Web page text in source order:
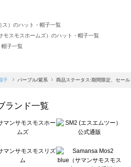
ス）のハット・帽子一覧
モスモスホームズ）のハット・帽子一覧
帽子一覧
ルバイサマンサモスモス）のハット・帽子一覧
モス ブルー）のハット・帽子一覧
帽子一覧
子一覧
ック）のハット・帽子一覧
ハット・帽子一覧
）のハット・帽子一覧
子 パープル/紫系 商品ステータス:期間限定、セール
ランド一覧